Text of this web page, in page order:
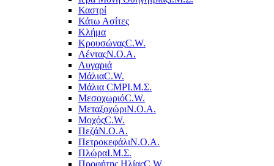
Καστρί
Κάτω Ασίτες
Κλήμα
ΚρουσώναςC.W.
ΛένταςΝ.Ο.Α.
Λυγαριά
ΜάλιαC.W.
Μάλια CMPΙ.Μ.Σ.
ΜεσοχωριόC.W.
ΜεταξοχώριΝ.Ο.Α.
ΜοχόςC.W.
ΠεζάΝ.Ο.Α.
ΠετροκεφάλιΝ.Ο.Α.
ΠλώραΙ.Μ.Σ.
Προφήτης ΗλίαςC.W.